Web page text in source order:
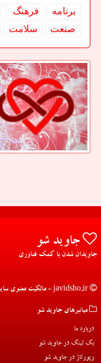
برنامه فرهنگ
صنعت
سلامت
جاوید شو
جاویدان شدن با کمک فناوری
میانبرهای جاوید شو
درباره ما
بک لینک در جاوید شو
رپورتاژ در جاوید شو